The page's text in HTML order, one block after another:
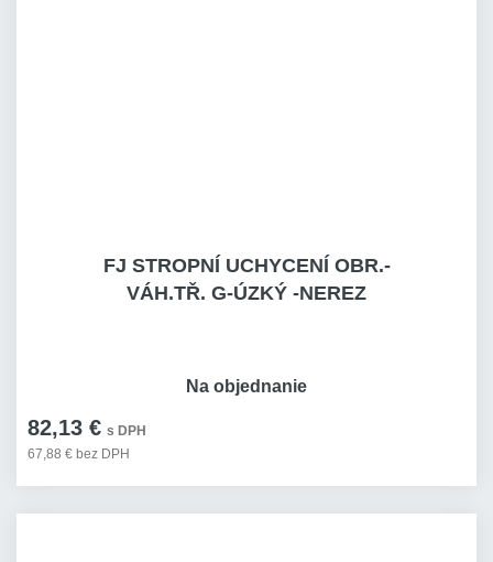
FJ STROPNÍ UCHYCENÍ OBR.-
VÁH.TŘ. G-ÚZKÝ -NEREZ
82,13 € s DPH
67,88 € bez DPH
Na objednanie